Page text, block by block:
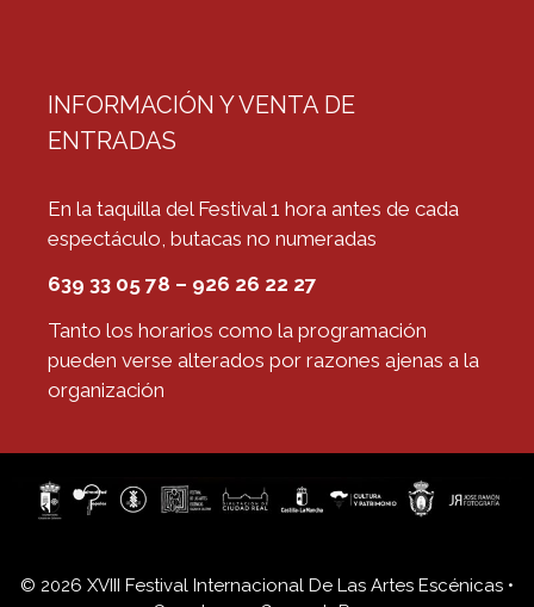
INFORMACIÓN Y VENTA DE
ENTRADAS
En la taquilla del Festival 1 hora antes de cada
espectáculo, butacas no numeradas
639 33 05 78 – 926 26 22 27
Tanto los horarios como la programación
pueden verse alterados por razones ajenas a la
organización
© 2026 XVIII Festival Internacional De Las Artes Escénicas •